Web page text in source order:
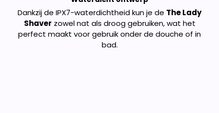
Dankzij de IPX7-waterdichtheid kun je de The Lady
Shaver zowel nat als droog gebruiken, wat het
perfect maakt voor gebruik onder de douche of in
bad.